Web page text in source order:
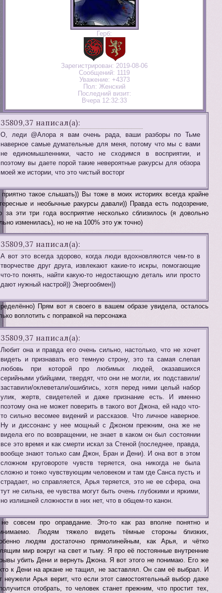
Герб:
Зарегистрирован: 2019-08-06
Сообщений: 1119
Уважение: +4373
Пол: Женский
Последний визит:
Вчера 12:32:33
35809,37 написал(а):
О, леди @Алора я вам очень рада, ваши разборы по Тьме
наверное самые думательные для меня, потому что мы с вами
не единомышленники, часто не сходимся в восприятии, и
поэтому вы даете порой такие невероятные ракурсы для обзора
моей же истории, что это чистый восторг
такое слышать)) Вы тоже в моих историях всегда крайне
и необычные ракурсы давали)) Правда есть подозрение,
за эти три года восприятие несколько сблизилось (я довольно
изменилась), но не на 100% это уж точно)
35809,37 написал(а):
А вот это всегда здорово, когда люди вдохновляются чем-то в
творчестве друг друга, извлекают какие-то искры, помогающие
что-то понять, найти какую-то недостающую деталь или просто
дают нужный настрой)) Энергообмен))
Прям вот я своего в вашем образе увидела, осталось
воплотить с поправкой на персонажа
35809,37 написал(а):
Любит она и правда его очень сильно, настолько, что не хочет
видеть и признавать его темную строну, это та самая слепая
любовь при которой про любимых людей, оказавшихся
серийными убийцами, твердят, что они не могли, их подставили/
заставили/оклеветали/ошиблись, хотя перед ними целый набор
улик, жертв, свидетелей и даже признание есть. И именно
поэтому она не может поверить в такого вот Джона, ей надо что-
то сильно весомее видений и рассказов. Что личное наверное.
Ну и диссонанс у нее мощный с Джоном прежним, она же не
видела его по возвращении, не знает в каком он был состоянии
все это время и как смерти искал за Стеной (последнее, правда,
вообще знают только сам Джон, Бран и Дени). И она вот в этом
сложном круговороте чувств теряется, она никогда не была
сложно и тонко чувствующим человеком и там где Санса пусть и
страдает, но справляется, Арья теряется, это не ее сфера, она
тут не сильна, ее чувства могут быть очень глубокими и яркими,
но излишней сложности в них нет, что в общем-то канон.
совсем про оправдание. Это-то как раз вполне понятно и
Людям тяжело видеть тёмные стороны близких,
людям достаточно прямолинейным, как Арья, и чётко
мир вокруг на свет и тьму. Я про её постоянные внутренние
убить Дени и вернуть Джона. Я вот этого не понимаю. Его же
к Дени на аркане не тащил, не заставлял. Он сам её выбрал. И
неужели Арья верит, что если этот самостоятельный выбор даже
отобрать, то человек станет прежним, что простит тех,